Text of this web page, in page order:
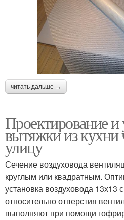
читать дальше →
Проектирование и
вытяжки из кухни
улицу
Сечение воздуховода
круглым или квадратным.
установка воздуховода
относительно отверстия
выполняют при помощи